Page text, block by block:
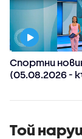
Спортни
(05.08.2026 -
Той